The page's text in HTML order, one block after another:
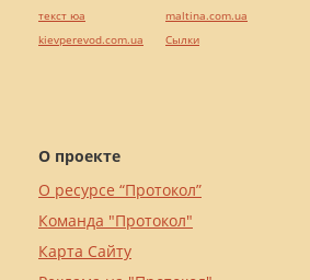
О проекте
О ресурсе “Протокол”
Команда "Протокол"
Карта Сайту
текст юа
kievperevod.com.ua
maltina.com.ua
Cылки